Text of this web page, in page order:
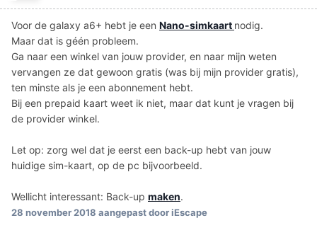
Voor de galaxy a6+ hebt je een Nano-simkaart nodig.
Maar dat is géén probleem.
Ga naar een winkel van jouw provider, en naar mijn weten
vervangen ze dat gewoon gratis (was bij mijn provider gratis),
ten minste als je een abonnement hebt.
Bij een prepaid kaart weet ik niet, maar dat kunt je vragen bij
de provider winkel.
Let op: zorg wel dat je eerst een back-up hebt van jouw
huidige sim-kaart, op de pc bijvoorbeeld.
Wellicht interessant: Back-up maken.
28 november 2018 aangepast door iEscape